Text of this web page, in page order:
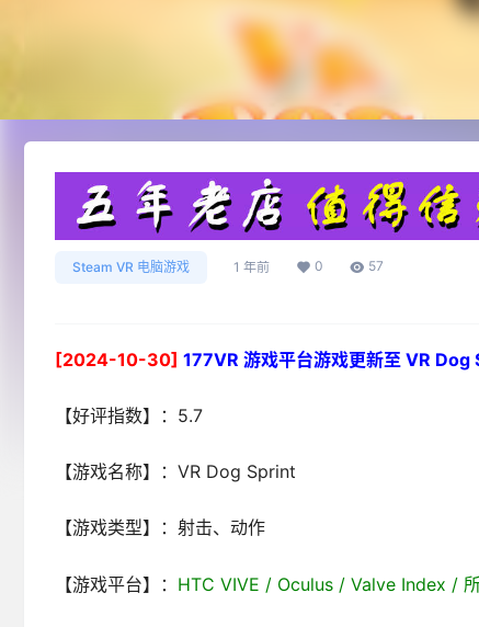
Steam VR 电脑游戏 1 年前 0 57
[2024-10-30] 177VR 游戏平台游戏更新至 VR Dog
【好评指数】：5.7
【游戏名称】：VR Dog Sprint
【游戏类型】：射击、动作
【游戏平台】： HTC VIVE / Oculus / Valve Index /